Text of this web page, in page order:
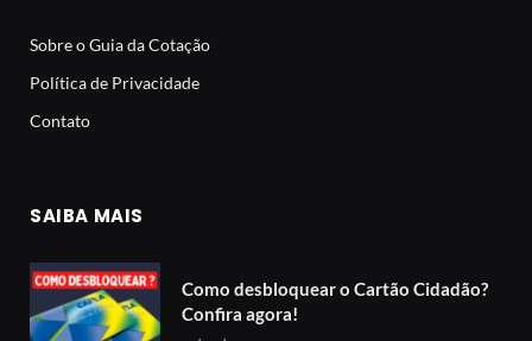
Sobre o Guia da Cotação
Política de Privacidade
Contato
SAIBA MAIS
Como desbloquear o Cartão Cidadão?
Confira agora!